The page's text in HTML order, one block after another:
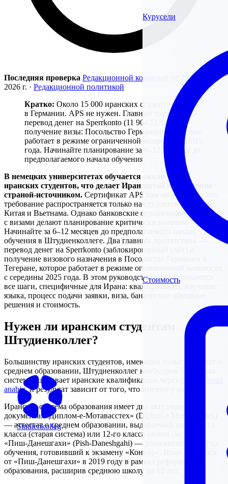
Studienkolleg
Курусели
Стоимость
Последняя проверка Редакционной командой
от 27 марта
2026 г. · Редакционной политикой
Кратко: Около 15 000 иранских студентов учатся
в Германии. APS не нужен. Главные трудности —
перевод денег на Sperrkonto (11 904 EUR) и
получение визы: Посольство Германии в Тегеране
работает в режиме ограниченной мощности с 2025
года. Начинайте планирование за 6–12 месяцев до
предполагаемого начала обучения.
В немецких университетах обучается около 15 000
иранских студентов, что делает Иран пятой по величине
страной-источником. Сертификат APS вам не нужен — это
требование распространяется только на студентов из Индии,
Китая и Вьетнама. Однако банковские ограничения и перебои
с визами делают планирование критически важным.
Начинайте за 6–12 месяцев до предполагаемого начала
обучения в Штудиенколлеге. Два главных препятствия —
перевод денег на Sperrkonto (заблокированный счёт) и
получение визового назначения в Посольстве Германии в
Тегеране, которое работает в режиме ограниченной мощности
с середины 2025 года. В этом руководстве рассматриваются
все шаги, специфичные для Ирана: квалификации, изучение
языка, процесс подачи заявки, виза, банковские обходные
решения и стоимость.
Нужен ли иранским студентам
Штудиенколлег?
Большинству иранских студентов, имеющих только аттестат о
среднем образовании, Штудиенколлег необходим. Немецкая
система оценивает иранские квалификации через
anabin, и результат зависит от того, что именно у вас есть.
Иранская система образования имеет два актуальных
документа. «Диплом-е-Мотавасстех» (Diplom-e Motavasseteh)
— аттестат о среднем образовании, выдаваемый после 11-го
класса (старая система) или 12-го класса (новая система).
«Пиш-Данешгахи» (Pish-Daneshgahi) — дополнительный год
обучения, готовивший к экзамену «Конкур». Иран отказался
от «Пиш-Данешгахи» в 2019 году в рамках реформы
образования, расширив среднюю школу до 12 лет.